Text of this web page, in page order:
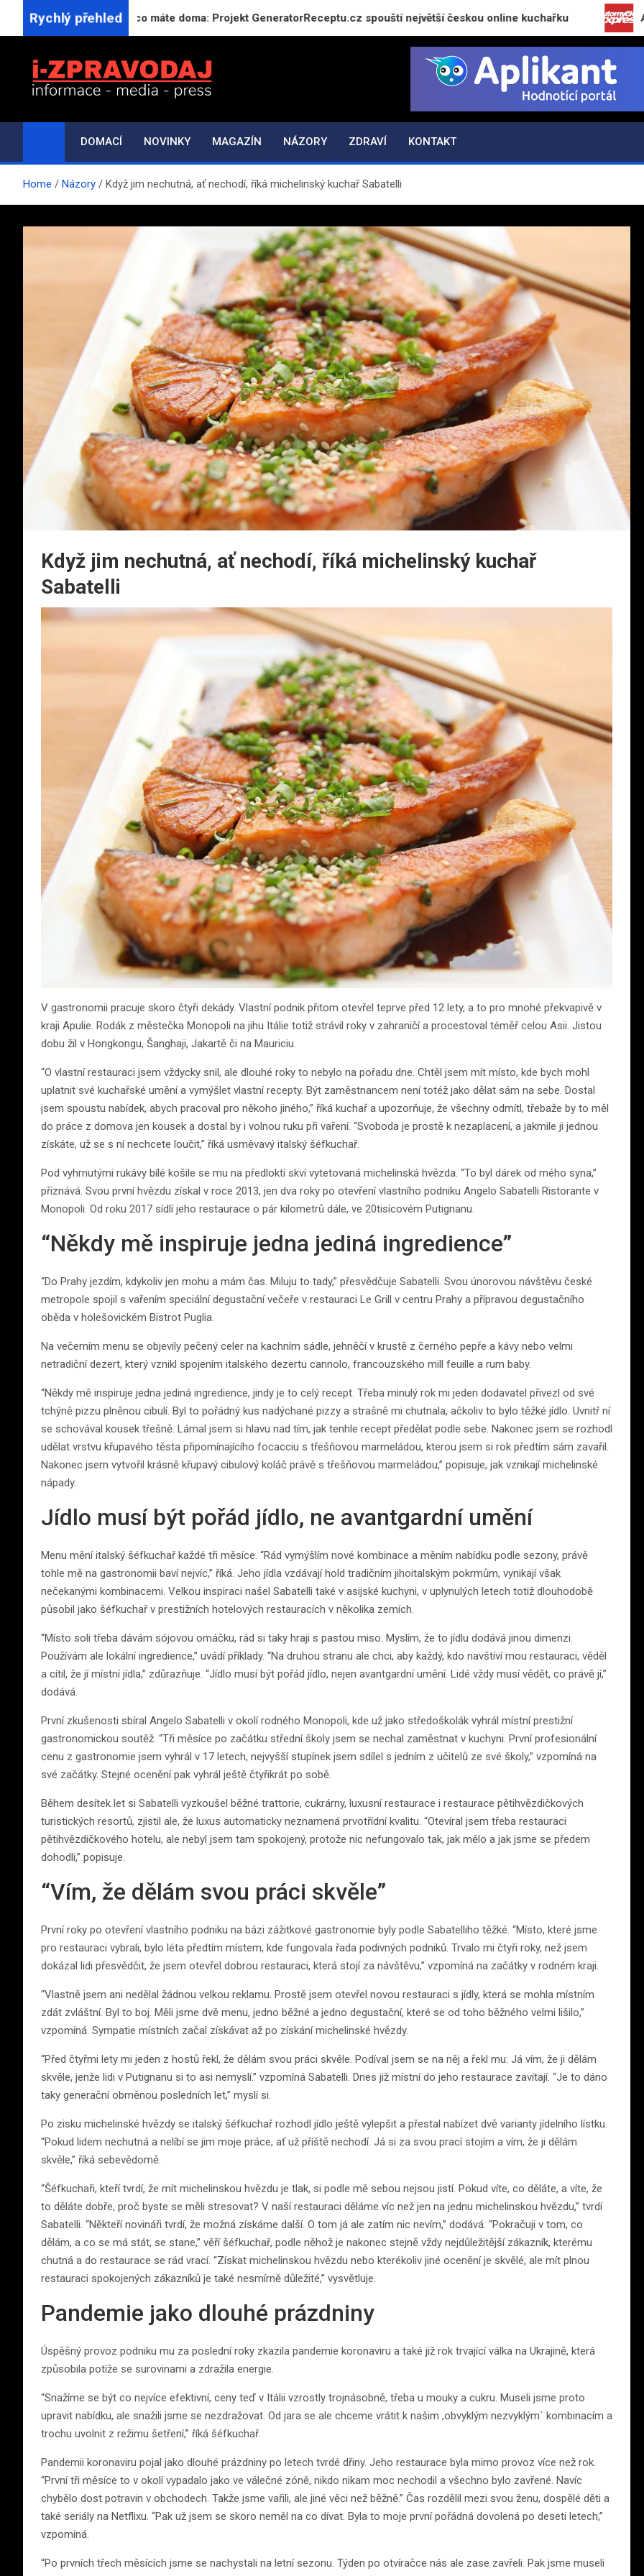
Rychlý přehled
Vařte z toho, co máte doma: Projekt GeneratorReceptu.cz spouští největší českou online kuchařku Automyčka
i-ZPRAVODAJ.CZ
DOMACÍ NOVINKY MAGAZÍN NÁZORY ZDRAVÍ KONTAKT
Home Názory Když jim nechutná, ať nechodí, říká michelinský kuchař Sabatelli
Když jim nechutná, ať nechodí, říká michelinský kuchař
Sabatelli
V gastronomii pracuje skoro čtyři dekády. Vlastní podnik přitom otevřel teprve před 12 lety, a to pro mnohé překvapivě v
kraji Apulie. Rodák z městečka Monopoli na jihu Itálie totiž strávil roky v zahraničí a procestoval téměř celou Asii. Jistou
dobu žil v Hongkongu, Šanghaji, Jakartě či na Mauriciu.
“O vlastní restauraci jsem vždycky snil, ale dlouhé roky to nebylo na pořadu dne. Chtěl jsem mít místo, kde bych mohl
uplatnit své kuchařské umění a vymýšlet vlastní recepty. Být zaměstnancem není totéž jako dělat sám na sebe. Dostal
jsem spoustu nabídek, abych pracoval pro někoho jiného,” říká kuchař a upozorňuje, že všechny odmítl, třebaže by to měl
do práce z domova jen kousek a dostal by i volnou ruku při vaření. “Svoboda je prostě k nezaplacení, a jakmile ji jednou
získáte, už se s ní nechcete loučit,” říká usměvavý italský šéfkuchař.
Pod vyhrnutými rukávy bílé košile se mu na předloktí skví vytetovaná michelinská hvězda. “To byl dárek od mého syna,”
přiznává. Svou první hvězdu získal v roce 2013, jen dva roky po otevření vlastního podniku Angelo Sabatelli Ristorante v
Monopoli. Od roku 2017 sídlí jeho restaurace o pár kilometrů dále, ve 20tisícovém Putignanu.
“Někdy mě inspiruje jedna jediná ingredience”
“Do Prahy jezdím, kdykoliv jen mohu a mám čas. Miluju to tady,” přesvědčuje Sabatelli. Svou únorovou návštěvu české
metropole spojil s vařením speciální degustační večeře v restauraci Le Grill v centru Prahy a přípravou degustačního
oběda v holešovickém Bistrot Puglia.
Na večerním menu se objevily pečený celer na kachním sádle, jehněčí v krustě z černého pepře a kávy nebo velmi
netradiční dezert, který vznikl spojením italského dezertu cannolo, francouzského mill feuille a rum baby.
“Někdy mě inspiruje jedna jediná ingredience, jindy je to celý recept. Třeba minulý rok mi jeden dodavatel přivezl od své
tchýně pizzu plněnou cibulí. Byl to pořádný kus nadýchané pizzy a strašně mi chutnala, ačkoliv to bylo těžké jídlo. Uvnitř ní
se schovával kousek třešně. Lámal jsem si hlavu nad tím, jak tenhle recept předělat podle sebe. Nakonec jsem se rozhodl
udělat vrstvu křupavého těsta připomínajícího focacciu s třešňovou marmeládou, kterou jsem si rok předtím sám zavařil.
Nakonec jsem vytvořil krásně křupavý cibulový koláč právě s třešňovou marmeládou,” popisuje, jak vznikají michelinské
nápady.
Jídlo musí být pořád jídlo, ne avantgardní umění
Menu mění italský šéfkuchař každé tři měsíce. “Rád vymýšlím nové kombinace a měním nabídku podle sezony, právě
tohle mě na gastronomii baví nejvíc,” říká. Jeho jídla vzdávají hold tradičním jihoitalským pokrmům, vynikají však
nečekanými kombinacemi. Velkou inspiraci našel Sabatelli také v asijské kuchyni, v uplynulých letech totiž dlouhodobě
působil jako šéfkuchař v prestižních hotelových restauracích v několika zemích.
“Místo soli třeba dávám sójovou omáčku, rád si taky hraji s pastou miso. Myslím, že to jídlu dodává jinou dimenzi.
Používám ale lokální ingredience,” uvádí příklady. “Na druhou stranu ale chci, aby každý, kdo navštíví mou restauraci, věděl
a cítil, že jí místní jídla,” zdůrazňuje. “Jídlo musí být pořád jídlo, nejen avantgardní umění. Lidé vždy musí vědět, co právě jí,”
dodává.
První zkušenosti sbíral Angelo Sabatelli v okolí rodného Monopoli, kde už jako středoškolák vyhrál místní prestižní
gastronomickou soutěž. “Tři měsíce po začátku střední školy jsem se nechal zaměstnat v kuchyni. První profesionální
cenu z gastronomie jsem vyhrál v 17 letech, nejvyšší stupínek jsem sdílel s jedním z učitelů ze své školy,” vzpomíná na
své začátky. Stejné ocenění pak vyhrál ještě čtyřikrát po sobě.
Během desítek let si Sabatelli vyzkoušel běžné trattorie, cukrárny, luxusní restaurace i restaurace pětihvězdičkových
turistických resortů, zjistil ale, že luxus automaticky neznamená prvotřídní kvalitu. “Otevíral jsem třeba restauraci
pětihvězdičkového hotelu, ale nebyl jsem tam spokojený, protože nic nefungovalo tak, jak mělo a jak jsme se předem
dohodli,” popisuje.
“Vím, že dělám svou práci skvěle”
První roky po otevření vlastního podniku na bázi zážitkové gastronomie byly podle Sabatelliho těžké. “Místo, které jsme
pro restauraci vybrali, bylo léta předtím místem, kde fungovala řada podivných podniků. Trvalo mi čtyři roky, než jsem
dokázal lidi přesvědčit, že jsem otevřel dobrou restauraci, která stojí za návštěvu,” vzpomíná na začátky v rodném kraji.
“Vlastně jsem ani nedělal žádnou velkou reklamu. Prostě jsem otevřel novou restauraci s jídly, která se mohla místním
zdát zvláštní. Byl to boj. Měli jsme dvě menu, jedno běžné a jedno degustační, které se od toho běžného velmi lišilo,”
vzpomíná. Sympatie místních začal získávat až po získání michelinské hvězdy.
“Před čtyřmi lety mi jeden z hostů řekl, že dělám svou práci skvěle. Podíval jsem se na něj a řekl mu: Já vím, že ji dělám
skvěle, jenže lidi v Putignanu si to asi nemyslí.” vzpomíná Sabatelli. Dnes již místní do jeho restaurace zavítají. “Je to dáno
taky generační obměnou posledních let,” myslí si.
Po zisku michelinské hvězdy se italský šéfkuchař rozhodl jídlo ještě vylepšit a přestal nabízet dvě varianty jídelního lístku.
“Pokud lidem nechutná a nelíbí se jim moje práce, ať už příště nechodí. Já si za svou prací stojím a vím, že ji dělám
skvěle,” říká sebevědomě.
“Šéfkuchaři, kteří tvrdí, že mít michelinskou hvězdu je tlak, si podle mě sebou nejsou jistí. Pokud víte, co děláte, a víte, že
to děláte dobře, proč byste se měli stresovat? V naší restauraci děláme víc než jen na jednu michelinskou hvězdu,” tvrdí
Sabatelli. “Někteří novináři tvrdí, že možná získáme další. O tom já ale zatím nic nevím,” dodává. “Pokračuji v tom, co
dělám, a co se má stát, se stane,” věří šéfkuchař, podle něhož je nakonec stejně vždy nejdůležitější zákazník, kterému
chutná a do restaurace se rád vrací. “Získat michelinskou hvězdu nebo kterékoliv jiné ocenění je skvělé, ale mít plnou
restauraci spokojených zákazníků je také nesmírně důležité,” vysvětluje.
Pandemie jako dlouhé prázdniny
Úspěšný provoz podniku mu za poslední roky zkazila pandemie koronaviru a také již rok trvající válka na Ukrajině, která
způsobila potíže se surovinami a zdražila energie.
“Snažíme se být co nejvíce efektivní, ceny teď v Itálii vzrostly trojnásobně, třeba u mouky a cukru. Museli jsme proto
upravit nabídku, ale snažili jsme se nezdražovat. Od jara se ale chceme vrátit k našim ,obvyklým nezvyklým´ kombinacím a
trochu uvolnit z režimu šetření,” říká šéfkuchař.
Pandemii koronaviru pojal jako dlouhé prázdniny po letech tvrdé dřiny. Jeho restaurace byla mimo provoz více než rok.
“První tři měsíce to v okolí vypadalo jako ve válečné zóně, nikdo nikam moc nechodil a všechno bylo zavřené. Navíc
chybělo dost potravin v obchodech. Takže jsme vařili, ale jiné věci než běžně.” Čas rozdělil mezi svou ženu, dospělé děti a
také seriály na Netflixu. “Pak už jsem se skoro neměl na co dívat. Byla to moje první pořádná dovolená po deseti letech,”
vzpomíná.
“Po prvních třech měsících jsme se nachystali na letní sezonu. Týden po otvíračce nás ale zase zavřeli. Pak jsme museli